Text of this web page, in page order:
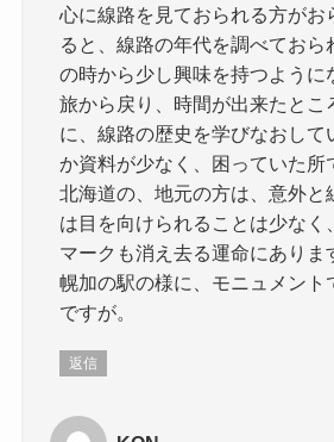
心に線路を見ておられる方がお
ると、線路の年代を調べておら
の時から少し興味を持つように
旅から戻り、時間が出来たとこ
に、線路の歴史を学びなおして
か資料が少なく、困っていた所
北海道の、地元の方は、意外と
は目を向けられることは少なく
マークも消え去る運命にありま
幌加の駅の様に、モニュメント
ですが。
返信